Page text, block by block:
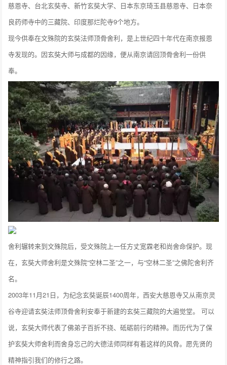
慈恩寺、台北玄奘寺、新竹玄奘大学、日本东京琦玉县慈恩寺、日本奈
良药师寺中的三藏院、印度那烂陀寺9个地方。
现今供奉在文殊院的玄奘法师顶骨舍利，是上世纪四十年代在南京报恩
寺发现的。因玄奘大师与成都的因缘，便从南京请回顶骨舍利一份供
奉。
舍利辗转来到文殊院后，受文殊院上一任方丈宽霖老和尚舍命保护。现
在，玄奘大师舍利是文殊院“空林二圣”之一，与“空林二圣”之佛陀舍利齐
名。
2003年11月21日，为纪念玄奘诞辰1400周年，西安大慈恩寺又从南京灵
谷寺迎请玄奘法师顶骨舍利安奉于新建的玄奘三藏院的大遍觉堂。 可以
说，玄奘大师代表了佛弟子百折不挠、砥砺前行的精神。而历代为了保
护玄奘大师舍利而舍身忘己的大德法师同样有着这样的风骨。愿先贤的
精神指引我们的修行之路。